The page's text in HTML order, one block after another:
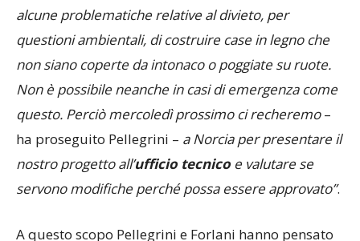
alcune problematiche relative al divieto, per
questioni ambientali, di costruire case in legno che
non siano coperte da intonaco o poggiate su ruote.
Non è possibile neanche in casi di emergenza come
questo. Perciò mercoledì prossimo ci recheremo–
ha proseguito Pellegrini – a Norcia per presentare il
nostro progetto all’ufficio tecnico e valutare se
servono modifiche perché possa essere approvato”.
A questo scopo Pellegrini e Forlani hanno pensato